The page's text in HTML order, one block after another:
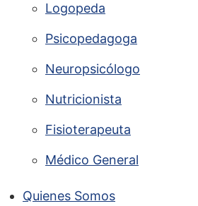
Logopeda
Psicopedagoga
Neuropsicólogo
Nutricionista
Fisioterapeuta
Médico General
Quienes Somos